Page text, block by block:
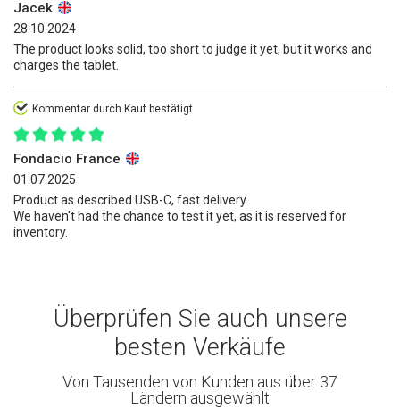
Jacek
28.10.2024
The product looks solid, too short to judge it yet, but it works and
charges the tablet.
Kommentar durch Kauf bestätigt
Fondacio France
01.07.2025
Product as described USB-C, fast delivery.
We haven't had the chance to test it yet, as it is reserved for
inventory.
Überprüfen Sie auch unsere
besten Verkäufe
Von Tausenden von Kunden aus über 37
Ländern ausgewählt